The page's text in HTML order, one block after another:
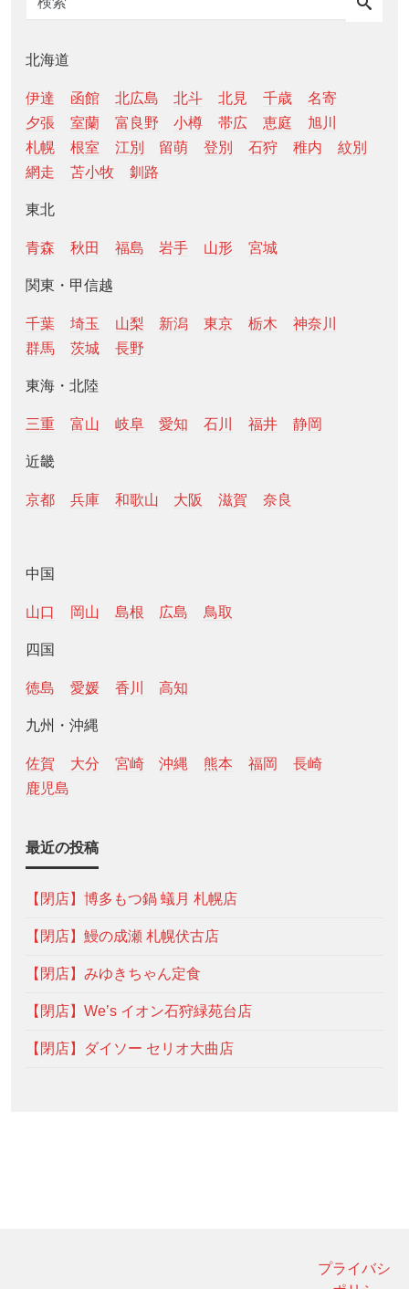
北海道
伊達 函館 北広島 北斗 北見 千歳
名寄
夕張
室蘭 富良野 小樽 帯広 恵庭
旭川
札幌
根室 江別 留萌 登別 石狩 稚内
紋別
網走
苫小牧 釧路
東北
青森 秋田 福島 岩手 山形 宮城
関東・甲信越
千葉 埼玉 山梨 新潟 東京 栃木
神奈川
群馬
茨城 長野
東海・北陸
三重 富山 岐阜 愛知 石川 福井 静岡
近畿
京都 兵庫 和歌山 大阪 滋賀 奈良
中国
山口 岡山 島根 広島 鳥取
四国
徳島 愛媛 香川 高知
九州・沖縄
佐賀 大分 宮崎 沖縄 熊本 福岡
長崎
鹿児島
最近の投稿
【閉店】博多もつ鍋 蟻月 札幌店
【閉店】鰻の成瀬 札幌伏古店
【閉店】みゆきちゃん定食
【閉店】We’s イオン石狩緑苑台店
【閉店】ダイソー セリオ大曲店
プライバシ